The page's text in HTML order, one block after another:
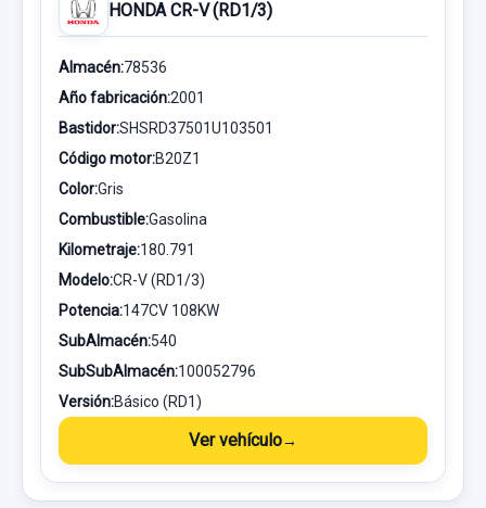
HONDA CR-V (RD1/3)
Almacén:78536
Año fabricación:2001
Bastidor:SHSRD37501U103501
Código motor:B20Z1
Color:Gris
Combustible:Gasolina
Kilometraje:180.791
Modelo:CR-V (RD1/3)
Potencia:147CV 108KW
SubAlmacén:540
SubSubAlmacén:100052796
Versión:Básico (RD1)
Ver vehículo